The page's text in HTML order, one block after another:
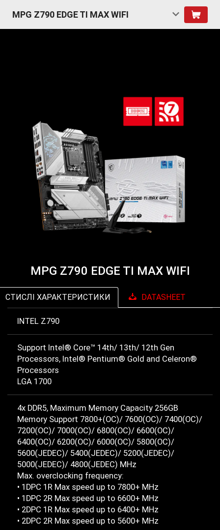
MPG Z790 EDGE TI MAX WIFI
MPG Z790 EDGE TI MAX WIFI
СТИСЛІ ХАРАКТЕРИСТИКИ DATASHEET
INTEL Z790
Support Intel® Core™ 14th/ 13th/ 12th Gen
Processors, Intel® Pentium® Gold and Celeron®
Processors
LGA 1700
4x DDR5, Maximum Memory Capacity 256GB
Memory Support 7800+(OC)/ 7600(OC)/ 7400(OC)/
7200(OC)/ 7000(OC)/ 6800(OC)/ 6600(OC)/
6400(OC)/ 6200(OC)/ 6000(OC)/ 5800(OC)/
5600(JEDEC)/ 5400(JEDEC)/ 5200(JEDEC)/
5000(JEDEC)/ 4800(JEDEC) MHz
Max. overclocking frequency:
• 1DPC 1R Max speed up to 7800+ MHz
• 1DPC 2R Max speed up to 6600+ MHz
• 2DPC 1R Max speed up to 6400+ MHz
• 2DPC 2R Max speed up to 5600+ MHz